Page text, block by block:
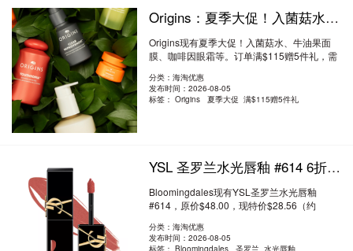
Origins：夏季大促！入菌菇水、牛油果面膜、咖啡因眼霜等 满$115送5件礼
Origins现有夏季大促！入菌菇水、牛油果面
膜、咖啡因眼霜等。订单满$115赠5件礼，需
分类：海淘优惠
发布时间：2026-08-05
标签：Origins 夏季大促 满$115赠5件礼
YSL 圣罗兰水光唇釉 #614 6折 $28.56（约193.2元）
Bloomingdales现有YSL圣罗兰水光唇釉
#614，原价$48.00，现特价$28.56（约
分类：海淘优惠
发布时间：2026-08-05